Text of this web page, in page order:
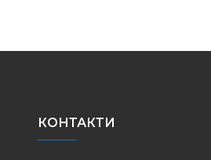
КОНТАКТИ